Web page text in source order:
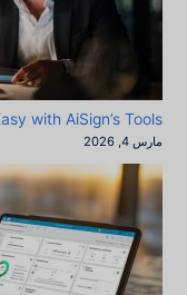
with AiSign’s Tools
مارس 4, 2026